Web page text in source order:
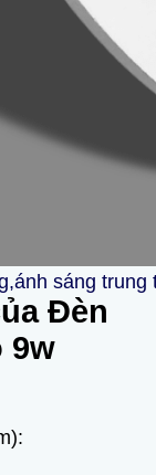
sáng
Đèn
9w